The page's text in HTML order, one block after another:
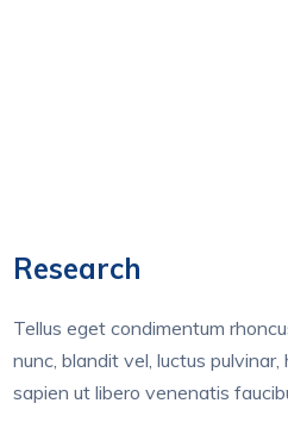
Research
Tellus eget condimentum
nunc, blandit vel, luctus
sapien ut libero venenatis